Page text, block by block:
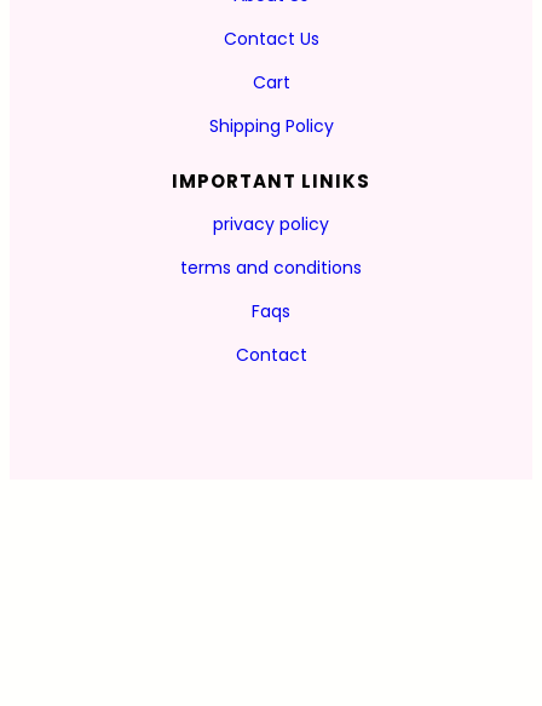
Contact Us
Cart
Shipping Policy
IMPORTANT LINIKS
privacy policy
terms and conditions
Faqs
Contact